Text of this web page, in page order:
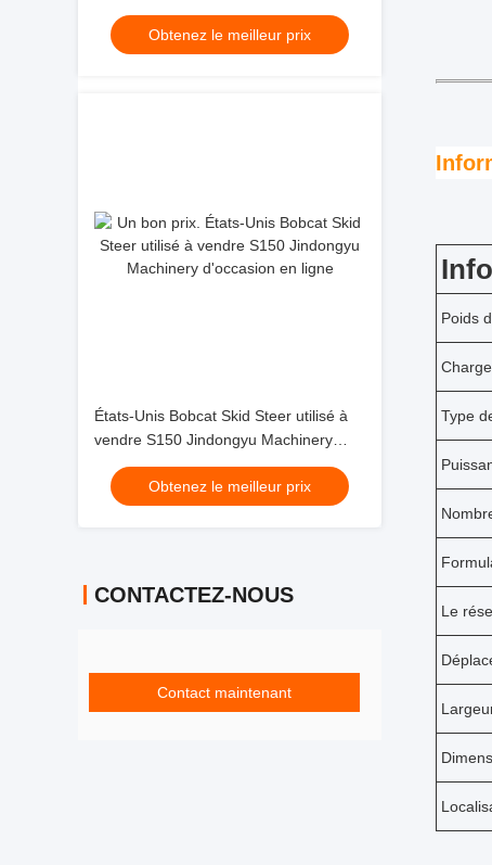
Machinery
Obtenez le meilleur prix
États-Unis Bobcat Skid Steer utilisé à
vendre S150 Jindongyu Machinery
d'occasion
Obtenez le meilleur prix
CONTACTEZ-NOUS
Contact maintenant
Poids
Type
Le